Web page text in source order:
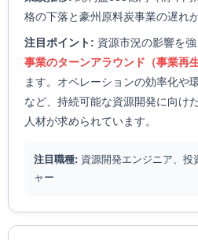
格の下落と豪州原料炭事業の遅れが
注目ポイント: 資源市況の影響を強
事業のターンアラウンド（事業再生
ます。オペレーションの効率化や
など、持続可能な資源開発に向け
人材が求められています。
注目職種: 資源開発エンジニア、投
ャー